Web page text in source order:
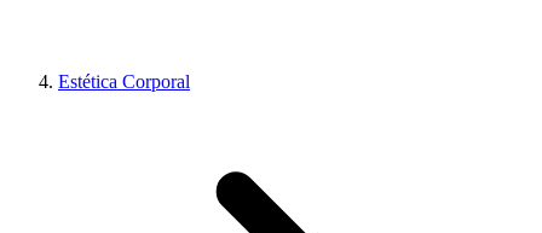
Estética Corporal